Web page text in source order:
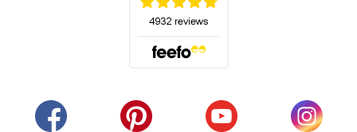
(öffnet sich in einem neuen Tab)
(öffnet sich in einem neuen Tab)
(öffnet sich in einem
(öffnet